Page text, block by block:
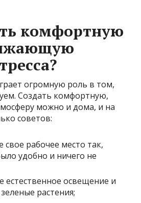
комфортную
огромную роль в том,
Создать комфортную,
можно и дома, и на
советов:
свое рабочее место так,
удобно и ничего не
естественное освещение и
растения;